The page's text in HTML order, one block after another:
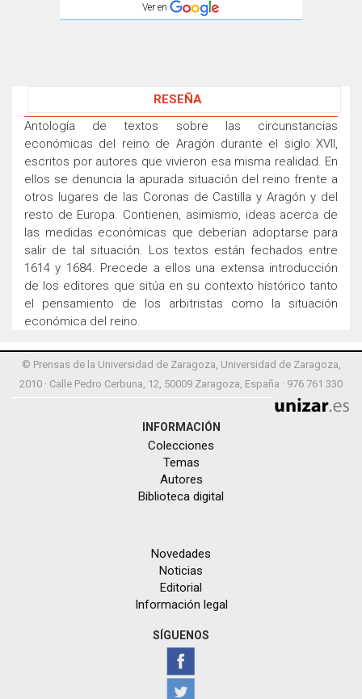
Ver en
RESEÑA
Antología de textos sobre las circunstancias
económicas del reino de Aragón durante el siglo XVII,
escritos por autores que vivieron esa misma realidad. En
ellos se denuncia la apurada situación del reino frente a
otros lugares de las Coronas de Castilla y Aragón y del
resto de Europa. Contienen, asimismo, ideas acerca de
las medidas económicas que deberían adoptarse para
salir de tal situación. Los textos están fechados entre
1614 y 1684. Precede a ellos una extensa introducción
de los editores que sitúa en su contexto histórico tanto
el pensamiento de los arbitristas como la situación
económica del reino.
© Prensas de la Universidad de Zaragoza, Universidad de Zaragoza,
2010 · Calle Pedro Cerbuna, 12, 50009 Zaragoza, España · 976 761 330
INFORMACIÓN
Colecciones
Temas
Autores
Biblioteca digital
Novedades
Noticias
Editorial
Información legal
SÍGUENOS